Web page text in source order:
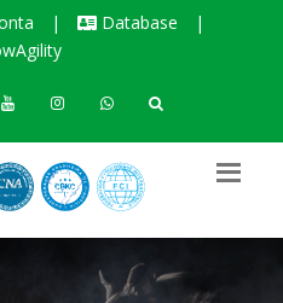
| Database
|